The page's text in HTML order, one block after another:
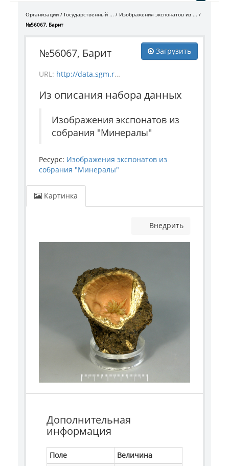
Организации Государственный ...
Изображения экспонатов из ...
№56067, Барит
Загрузить
№56067, Барит
URL: http://data.sgm.ru/dataset/17744eed-27fa-4a9a-bc72-4e657fa570af/resource/d62dea12-cd21-4124-800a-9025ed3db449/download/mineral_56067.jpg
Из описания набора данных
Изображения экспонатов из
собрания "Минералы"
Ресурс: Изображения экспонатов из
собрания "Минералы"
Картинка
Внедрить
Дополнительная
информация
Поле
Величина